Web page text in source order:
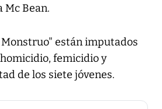
Mc Bean.
están imputados
femicidio y
de los siete jóvenes.